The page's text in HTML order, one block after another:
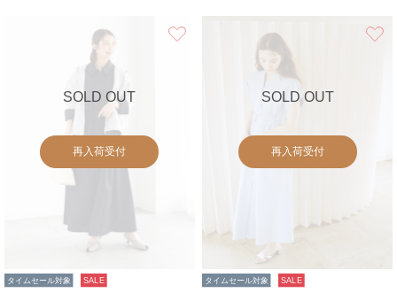
SOLD OUT
再入荷受付
タイムセール対象 SALE
SOLD OUT
再入荷受付
タイムセール対象 SALE